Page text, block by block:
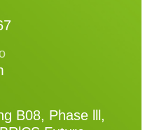
B08, Phase lll,